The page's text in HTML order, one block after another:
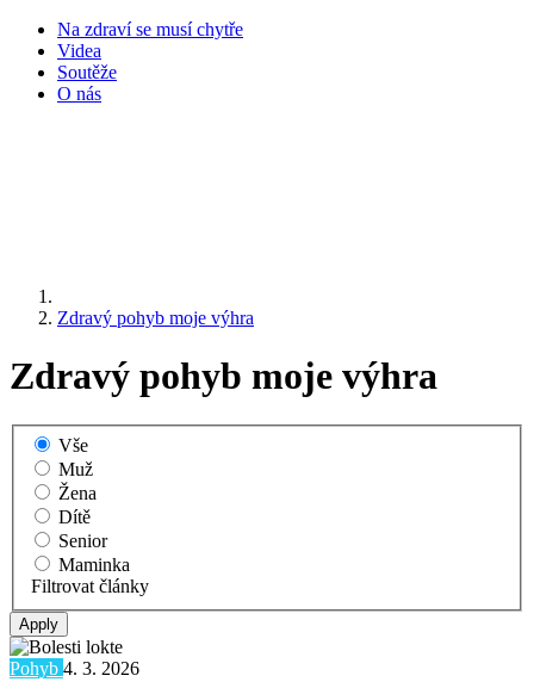
Na zdraví se musí chytře
Videa
Soutěže
O nás
Zdravý pohyb moje výhra
Zdravý pohyb moje výhra
Vše
Muž
Žena
Dítě
Senior
Maminka
Filtrovat články
Pohyb 4. 3. 2026